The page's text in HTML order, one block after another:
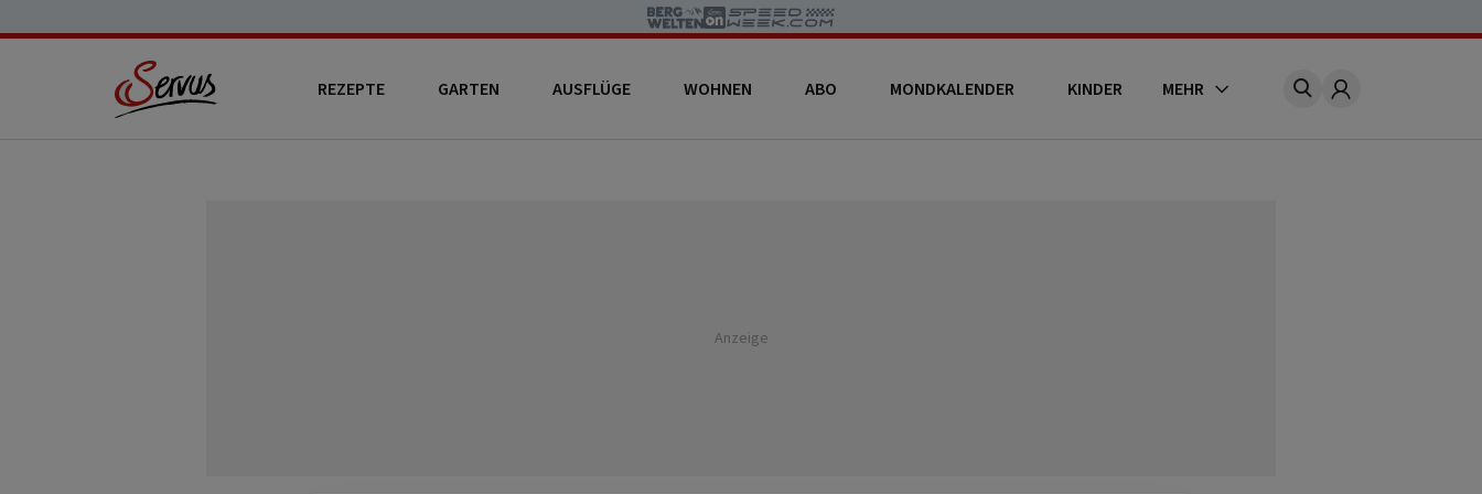
REZEPTE GARTEN AUSFLÜGE WOHNEN ABO MONDKALENDER KINDER MEHR Account
Anzeige